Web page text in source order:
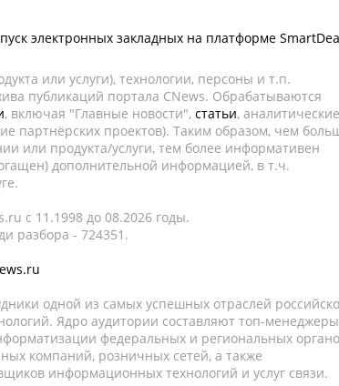
электронных закладных на платформе
или услуги), технологии, персоны и т.п.
публикаций портала CNews. Обрабатываются
, включая "Главные новости", статьи, аналитические
партнёрских проектов). Таким образом, чем
или продукта/услуги, тем более информативен
дополнительной информацией, в т.ч.
c 11.1998 до 08.2026 годы.
разбора - 724351.
одной из самых успешных отраслей
Ядро аудитории составляют топ-
федеральных и региональных
компаний, розничных сетей, а также
информационных технологий и услуг связи.